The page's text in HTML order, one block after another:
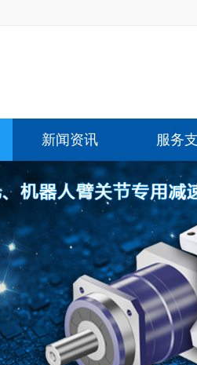
新闻资讯 服务